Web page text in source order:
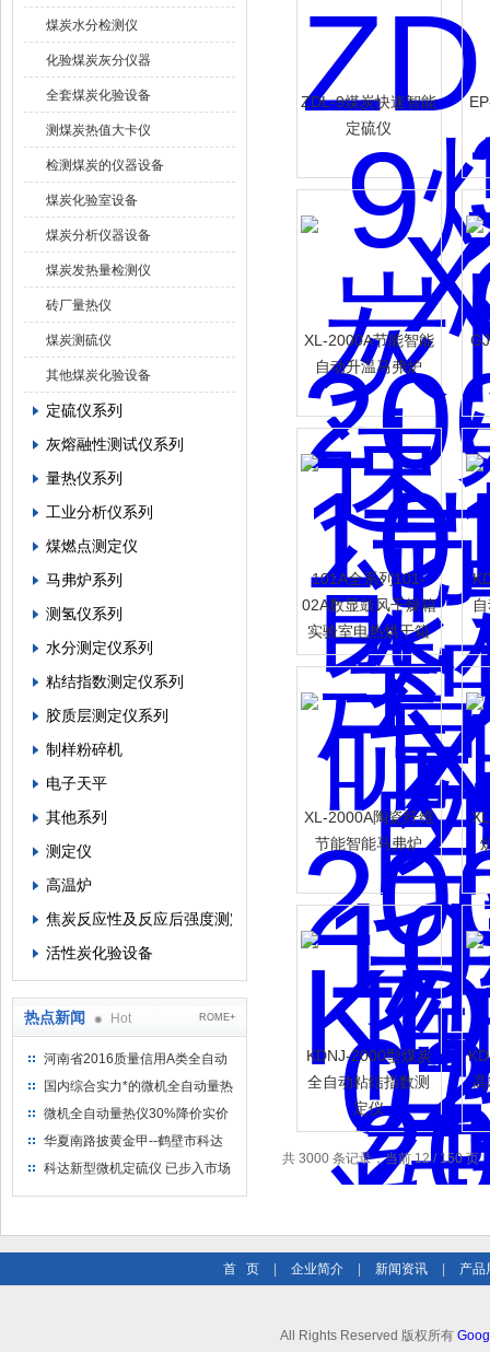
煤炭水分检测仪
化验煤炭灰分仪器
全套煤炭化验设备
测煤炭热值大卡仪
检测煤炭的仪器设备
煤炭化验室设备
煤炭分析仪器设备
煤炭发热量检测仪
砖厂量热仪
煤炭测硫仪
其他煤炭化验设备
定硫仪系列
灰熔融性测试仪系列
量热仪系列
工业分析仪系列
煤燃点测定仪
马弗炉系列
测氢仪系列
水分测定仪系列
粘结指数测定仪系列
胶质层测定仪系列
制样粉碎机
电子天平
其他系列
测定仪
高温炉
焦炭反应性及反应后强度测定仪
活性炭化验设备
热点新闻 Hot ROME+
河南省2016质量信用A类全自动
量热仪
国内综合实力*的微机全自动量热
仪制造企业
微机全自动量热仪30%降价实价
出售
华夏南路披黄金甲--鹤壁市科达
仪器仪表有限公司
科达新型微机定硫仪 已步入市场
ZDL-9煤炭快速智能
定硫仪
XL-2000A节能智能
自动升温马弗炉
101A全系列101-
02A数显鼓风干燥箱
实验室电热烘干箱
XL-2000A陶瓷纤维
节能智能马弗炉
KDNJ-2000型煤炭
全自动粘结指数测
定仪
共 3000 条记录，当前 12 / 150 页
首 页 企业简介 新闻资讯 产品
All Rights Reserved 版权所有